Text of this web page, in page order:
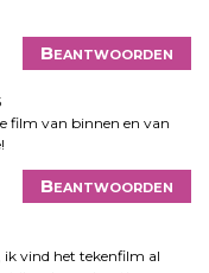
Beantwoorden
film van binnen en van
Beantwoorden
vind het tekenfilm al